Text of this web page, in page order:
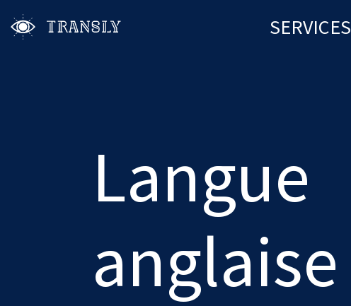
SERVICES
Langue
anglaise